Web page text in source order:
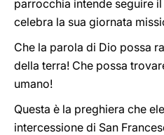
parrocchia intende seguire
celebra la sua giornata
Che la parola di Dio possa
della terra! Che possa
umano!
Questa è la preghiera che
intercessione di San